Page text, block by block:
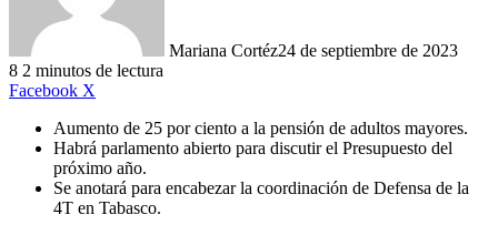
Mariana Cortéz24 de septiembre de 2023
8 2 minutos de lectura
Facebook X
Aumento de 25 por ciento a la pensión de adultos mayores.
Habrá parlamento abierto para discutir el Presupuesto del
próximo año.
Se anotará para encabezar la coordinación de Defensa de la
4T en Tabasco.